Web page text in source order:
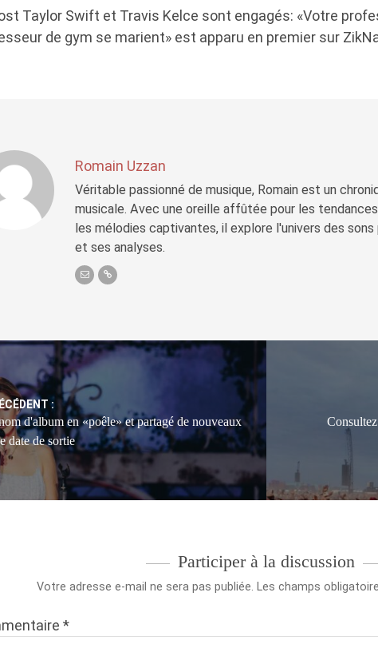
Taylor Swift et Travis Kelce sont engagés: «Votre
de gym se marient» est apparu en premier sur
Romain Uzzan
Véritable passionné de musique, Romain est un
musicale. Avec une oreille affûtée pour les
les mélodies captivantes, il explore l'univers des
et ses analyses.
:
d'album en «poêle» et partagé de nouveaux
date de sortie
Participer à la discussion
Votre adresse e-mail ne sera pas publiée. Les champs
*